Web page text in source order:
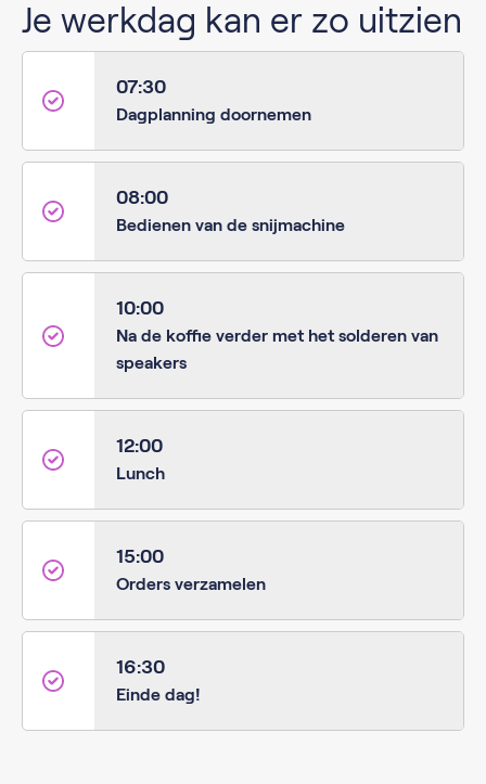
Je werkdag kan er zo uitzien
07:30
Dagplanning doornemen
08:00
Bedienen van de snijmachine
10:00
Na de koffie verder met het solderen van
speakers
12:00
Lunch
15:00
Orders verzamelen
16:30
Einde dag!